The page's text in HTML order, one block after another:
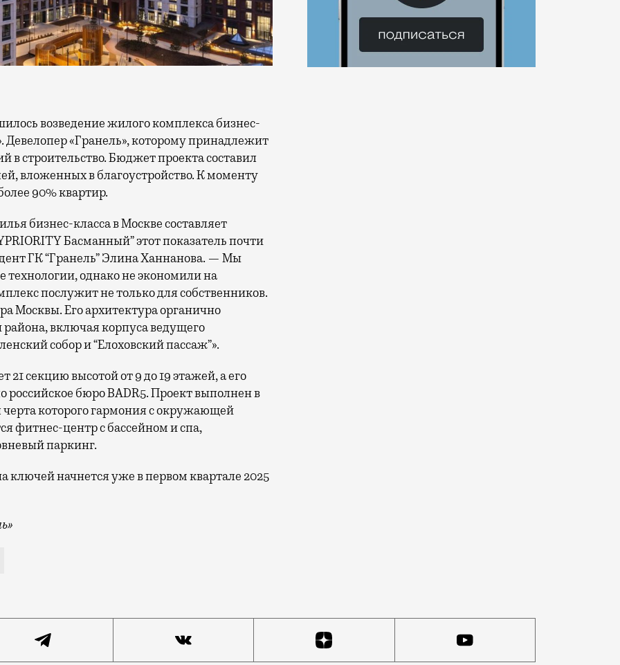
Девелопер «Гранель», которому принадлежит
в строительство. Бюджет проекта составил
вложенных в благоустройство. К моменту
90% квартир.
бизнес-класса в Москве составляет
Басманный” этот показатель почти
ГК “Гранель” Элина Ханнанова. — Мы
однако не экономили на
послужит не только для собственников.
Москвы. Его архитектура органично
района, включая корпуса ведущего
собор и “Елоховский пассаж”».
секцию высотой от 9 до 19 этажей, а его
бюро BADR5. Проект выполнен в
черта которого гармония с окружающей
фитнес-центр с бассейном и спа,
паркинг.
ключей начнется уже в первом квартале 2025
возведение жилого комплекса бизнес-класса «MYPRIORITY Басманный». Девелопер «Гранель»,